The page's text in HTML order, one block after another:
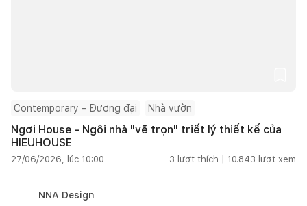
Contemporary – Đương đại Nhà vườn
Ngơi House - Ngôi nhà "vẽ trọn" triết lý thiết kế của
HIEUHOUSE
27/06/2026, lúc 10:00 3 lượt thích | 10.843 lượt xem
NNA Design